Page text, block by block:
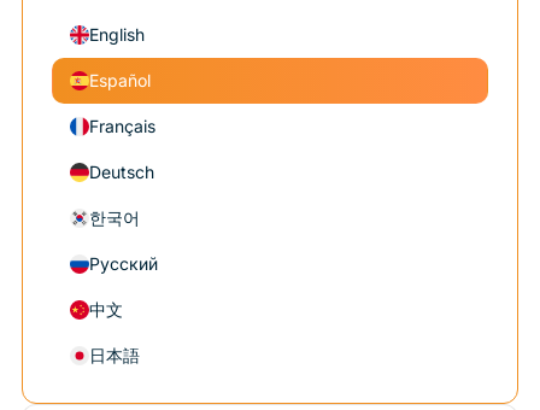
English
Español
Français
Deutsch
한국어
Русский
中文
日本語